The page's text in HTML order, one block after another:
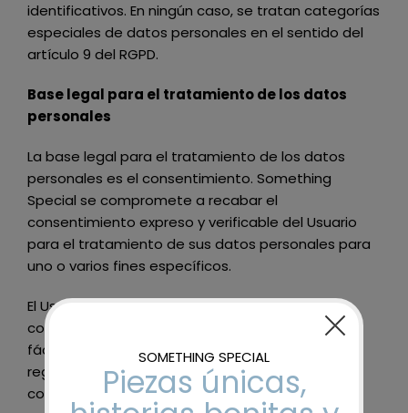
identificativos. En ningún caso, se tratan categorías
especiales de datos personales en el sentido del
artículo 9 del RGPD.
Base legal para el tratamiento de los datos
personales
La base legal para el tratamiento de los datos
personales es el consentimiento. Something
Special se compromete a recabar el
consentimiento expreso y verificable del Usuario
para el tratamiento de sus datos personales para
uno o varios fines específicos.
El Usuario tendrá derecho a retirar su
consentimiento en cualquier momento. Será tan
fácil retirar el consentimiento como darlo. Como
regla general, la retirada del consentimiento no
condicionará el uso del Sitio Web.